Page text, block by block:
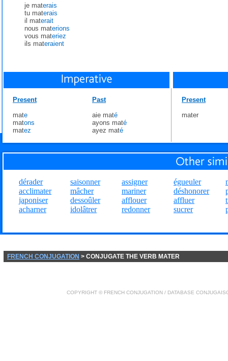
je materais
tu materais
il materait
nous materions
vous materiez
ils materaient
Present
mate
matons
matez
Past
aie maté
ayons maté
ayez maté
Present
mater
dérader
acclimater
japoniser
acharner
saisonner
mâcher
dessoûler
idolâtrer
assigner
mariner
afflouer
redonner
égueuler
déshonorer
affluer
sucrer
FRENCH CONJUGATION > CONJUGATE THE VERB MATER
COPYRIGHT © FRENCH CONJUGATION / DATABASE